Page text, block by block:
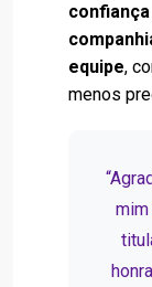
equipe,
menos